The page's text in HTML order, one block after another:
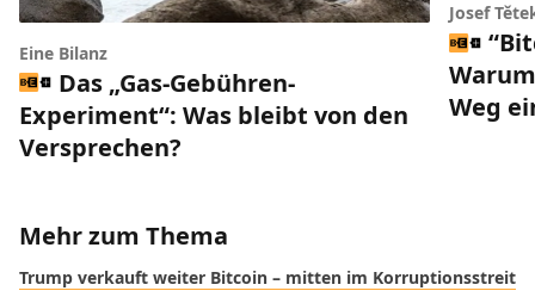
Eine Bilanz
Das „Gas-Gebühren-
Experiment“: Was bleibt von den
Versprechen?
Josef
Weg
Mehr zum Thema
Trump verkauft weiter Bitcoin – mitten im Korruptionsstreit